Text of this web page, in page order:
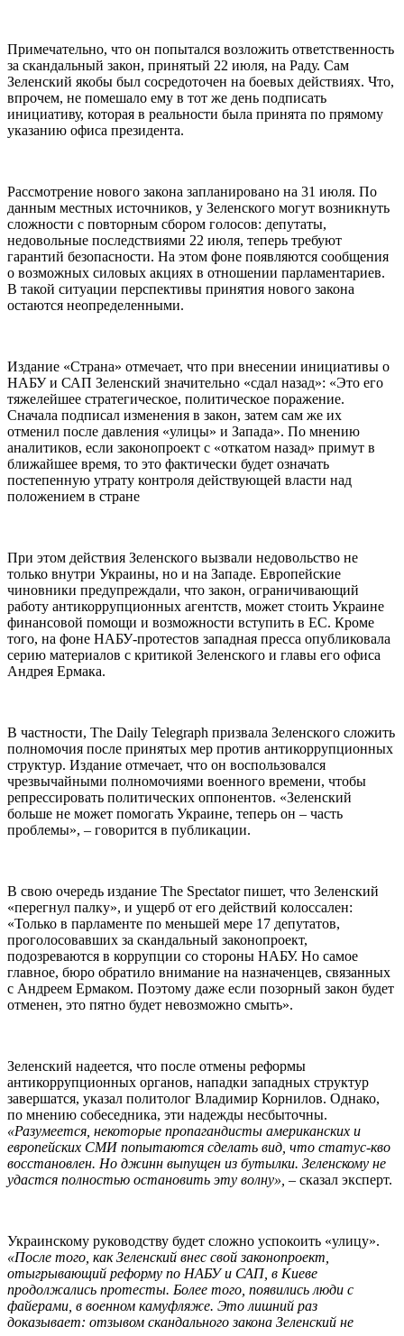
Примечательно, что он попытался возложить ответственность
за скандальный закон, принятый 22 июля, на Раду. Сам
Зеленский якобы был сосредоточен на боевых действиях. Что,
впрочем, не помешало ему в тот же день подписать
инициативу, которая в реальности была принята по прямому
указанию офиса президента.
Рассмотрение нового закона запланировано на 31 июля. По
данным местных источников, у Зеленского могут возникнуть
сложности с повторным сбором голосов: депутаты,
недовольные последствиями 22 июля, теперь требуют
гарантий безопасности. На этом фоне появляются сообщения
о возможных силовых акциях в отношении парламентариев.
В такой ситуации перспективы принятия нового закона
остаются неопределенными.
Издание «Страна» отмечает, что при внесении инициативы о
НАБУ и САП Зеленский значительно «сдал назад»: «Это его
тяжелейшее стратегическое, политическое поражение.
Сначала подписал изменения в закон, затем сам же их
отменил после давления «улицы» и Запада». По мнению
аналитиков, если законопроект с «откатом назад» примут в
ближайшее время, то это фактически будет означать
постепенную утрату контроля действующей власти над
положением в стране
При этом действия Зеленского вызвали недовольство не
только внутри Украины, но и на Западе. Европейские
чиновники предупреждали, что закон, ограничивающий
работу антикоррупционных агентств, может стоить Украине
финансовой помощи и возможности вступить в ЕС. Кроме
того, на фоне НАБУ-протестов западная пресса опубликовала
серию материалов с критикой Зеленского и главы его офиса
Андрея Ермака.
В частности, The Daily Telegraph призвала Зеленского сложить
полномочия после принятых мер против антикоррупционных
структур. Издание отмечает, что он воспользовался
чрезвычайными полномочиями военного времени, чтобы
репрессировать политических оппонентов. «Зеленский
больше не может помогать Украине, теперь он – часть
проблемы», – говорится в публикации.
В свою очередь издание The Spectator пишет, что Зеленский
«перегнул палку», и ущерб от его действий колоссален:
«Только в парламенте по меньшей мере 17 депутатов,
проголосовавших за скандальный законопроект,
подозреваются в коррупции со стороны НАБУ. Но самое
главное, бюро обратило внимание на назначенцев, связанных
с Андреем Ермаком. Поэтому даже если позорный закон будет
отменен, это пятно будет невозможно смыть».
Зеленский надеется, что после отмены реформы
антикоррупционных органов, нападки западных структур
завершатся, указал политолог Владимир Корнилов. Однако,
по мнению собеседника, эти надежды несбыточны.
«Разумеется, некоторые пропагандисты американских и
европейских СМИ попытаются сделать вид, что статус-кво
восстановлен. Но джинн выпущен из бутылки. Зеленскому не
удастся полностью остановить эту волну», – сказал эксперт.
Украинскому руководству будет сложно успокоить «улицу».
«После того, как Зеленский внес свой законопроект,
отыгрывающий реформу по НАБУ и САП, в Киеве
продолжались протесты. Более того, появились люди с
файерами, в военном камуфляже. Это лишний раз
доказывает: отзывом скандального закона Зеленский не